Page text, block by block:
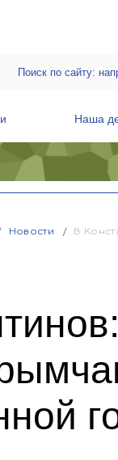
Наша
Новости